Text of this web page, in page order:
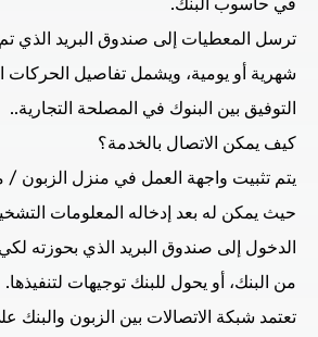
ترسل المعطيات إلى صندوق البريد الذي تم
شهرية أو يومية، ويشمل تفاصيل
التوفيق بين البنوك في المصلحة التجارية..
كيف يمكن الاتصال بالخدمة؟
يتم تثبيت واجهة العمل في منزل الزبون /
حيث يمكن له بعد إدخاله المعلومات
الدخول إلى صندوق البريد الذي بحوزته
من البنك، أو يحول للبنك توجيهات لتنفيذها.
تعتمد شبكة الاتصالات بين الزبون والبنك